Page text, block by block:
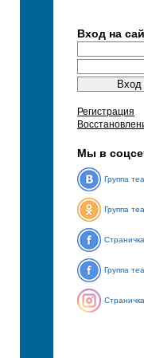
Вход на
Регистрация
Мы в
Группа
Группа
Группа